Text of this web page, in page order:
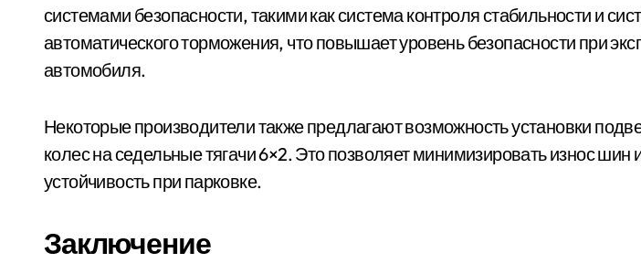
системами безопасности, такими как система контроля стабильности и
автоматического торможения, что повышает уровень безопасности при
автомобиля.
Некоторые производители также предлагают возможность установки
колес на седельные тягачи 6×2. Это позволяет минимизировать износ шин
устойчивость при парковке.
Заключение